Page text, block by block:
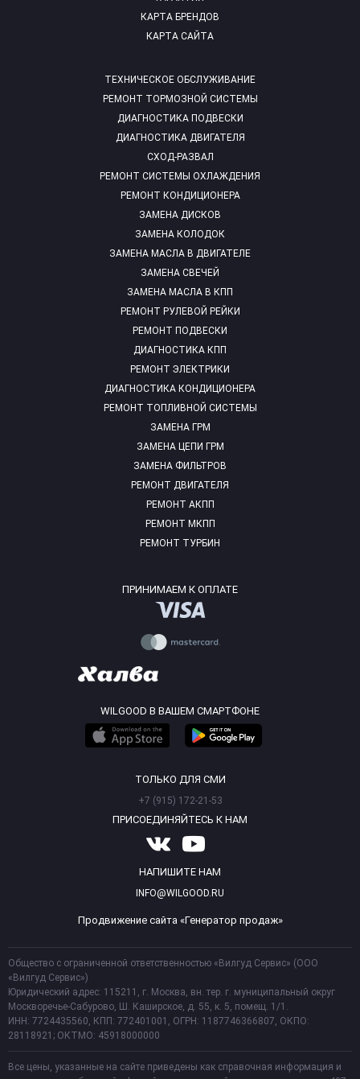
ТЕХНИЧЕСКОЕ ОБСЛУЖИВАНИЕ
РЕМОНТ ТОРМОЗНОЙ СИСТЕМЫ
ДИАГНОСТИКА ПОДВЕСКИ
ДИАГНОСТИКА ДВИГАТЕЛЯ
СХОД-РАЗВАЛ
РЕМОНТ СИСТЕМЫ ОХЛАЖДЕНИЯ
РЕМОНТ КОНДИЦИОНЕРА
ЗАМЕНА ДИСКОВ
ЗАМЕНА КОЛОДОК
ЗАМЕНА МАСЛА В ДВИГАТЕЛЕ
ЗАМЕНА СВЕЧЕЙ
ЗАМЕНА МАСЛА В КПП
РЕМОНТ РУЛЕВОЙ РЕЙКИ
РЕМОНТ ПОДВЕСКИ
ДИАГНОСТИКА КПП
РЕМОНТ ЭЛЕКТРИКИ
ДИАГНОСТИКА КОНДИЦИОНЕРА
РЕМОНТ ТОПЛИВНОЙ СИСТЕМЫ
ЗАМЕНА ГРМ
ЗАМЕНА ЦЕПИ ГРМ
ЗАМЕНА ФИЛЬТРОВ
РЕМОНТ ДВИГАТЕЛЯ
РЕМОНТ АКПП
РЕМОНТ МКПП
РЕМОНТ ТУРБИН
КАРТА БРЕНДОВ
КАРТА САЙТА
ПРИНИМАЕМ К ОПЛАТЕ
WILGOOD В ВАШЕМ СМАРТФОНЕ
ТОЛЬКО ДЛЯ СМИ
+7 (915) 172-21-53
ПРИСОЕДИНЯЙТЕСЬ К НАМ
НАПИШИТЕ НАМ
INFO@WILGOOD.RU
Продвижение сайта «Генератор продаж»
Общество с ограниченной ответственностью «Вилгуд Сервис» (ООО
«Вилгуд Сервис»)
Юридический адрес: 115211, г. Москва, вн. тер. г. муниципальный округ
Москворечье-Сабурово, Ш. Каширское, д. 55, к. 5, помещ. 1/1.
ИНН: 7724435560, КПП: 772401001, ОГРН: 1187746366807, ОКПО:
28118921; ОКТМО: 45918000000
Все цены, указанные на сайте приведены как справочная информация и